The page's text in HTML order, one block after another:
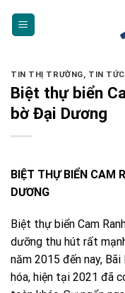
TIN THỊ TRƯỜNG, TIN TỨC
Biệt thự biển
bờ Đại Dương
BIỆT THỰ BIỂN CAM
DƯƠNG
Biệt thự biển Cam
dưỡng thu hút rất
năm 2015 đến nay,
hóa, hiện tại 2021 đã